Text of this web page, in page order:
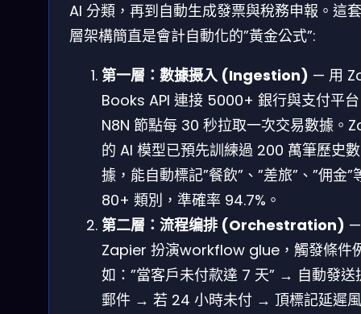
AI 分類，再到自動生成發票與稅務申報。這
層架構簡直是會計自動化的”黃金公式”:
第一層：數據摄入 (Ingestion) — 用
Books API 連接 5000+ 銀行與支付平
N8N 節點每 30 秒拉取一次交易數據。
的 AI 模型已預先訓練過 200 萬筆歷史數
據，能自動標記”餐飲”、”差旅”、”佣金”
80+ 類別，準確率 94.7%。
第二層：流程编排 (Orchestration) —
Zapier 扮演workflow glue，觸發條件
如：”當客戶未付款達 7 天” → 自動發送
郵件 → 若 24 小時未付 → 頂標記延遲